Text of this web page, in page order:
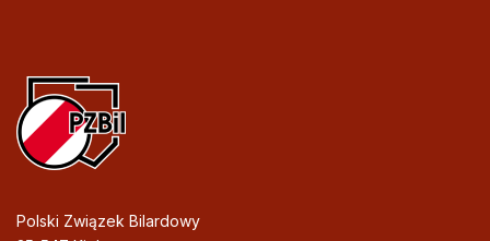
Polski Związek Bilardowy